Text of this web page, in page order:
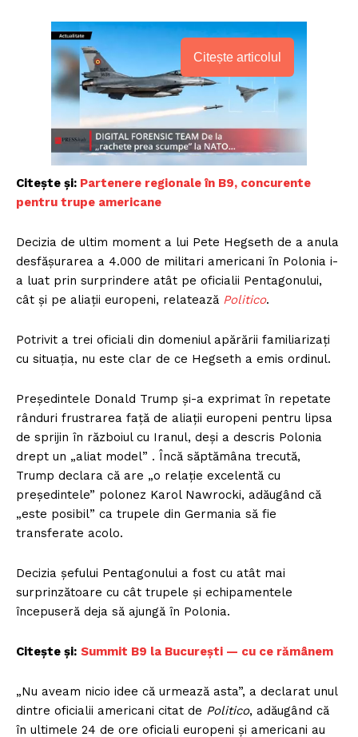
Citește articolul
Citește și: Partenere regionale în B9, concurente
pentru trupe americane
Decizia de ultim moment a lui Pete Hegseth de a anula
desfășurarea a 4.000 de militari americani în Polonia i-
a luat prin surprindere atât pe oficialii Pentagonului,
cât și pe aliații europeni, relatează Politico.
Potrivit a trei oficiali din domeniul apărării familiarizați
cu situația, nu este clar de ce Hegseth a emis ordinul.
Președintele Donald Trump și-a exprimat în repetate
rânduri frustrarea față de aliații europeni pentru lipsa
de sprijin în războiul cu Iranul, deși a descris Polonia
drept un „aliat model” . Încă săptămâna trecută,
Trump declara că are „o relație excelentă cu
președintele” polonez Karol Nawrocki, adăugând că
„este posibil” ca trupele din Germania să fie
transferate acolo.
Decizia șefului Pentagonului a fost cu atât mai
surprinzătoare cu cât trupele și echipamentele
începuseră deja să ajungă în Polonia.
Citește și: Summit B9 la București — cu ce rămânem
„Nu aveam nicio idee că urmează asta”, a declarat unul
dintre oficialii americani citat de Politico, adăugând că
în ultimele 24 de ore oficiali europeni și americani au